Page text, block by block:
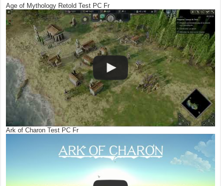
Age of Mythology Retold Test PC Fr
Ark of Charon Test PC Fr